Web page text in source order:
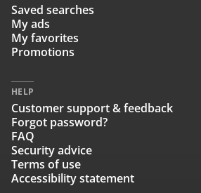
Saved searches
My ads
My favorites
Promotions
HELP
Customer support & feedback
Forgot password?
FAQ
Security advice
Terms of use
Accessibility statement